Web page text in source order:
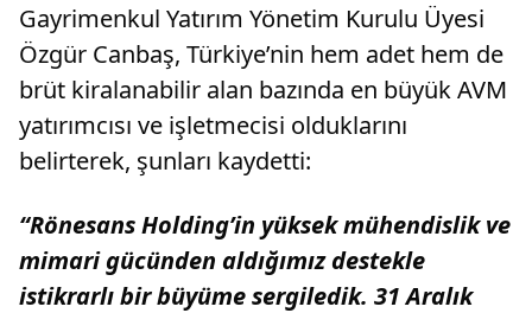
Gayrimenkul Yatırım Yönetim Kurulu Üyesi
Özgür Canbaş, Türkiye’nin hem adet hem de
brüt kiralanabilir alan bazında en büyük AVM
yatırımcısı ve işletmecisi olduklarını
belirterek, şunları kaydetti:
“Rönesans Holding’in yüksek mühendislik ve
mimari gücünden aldığımız destekle
istikrarlı bir büyüme sergiledik. 31 Aralık